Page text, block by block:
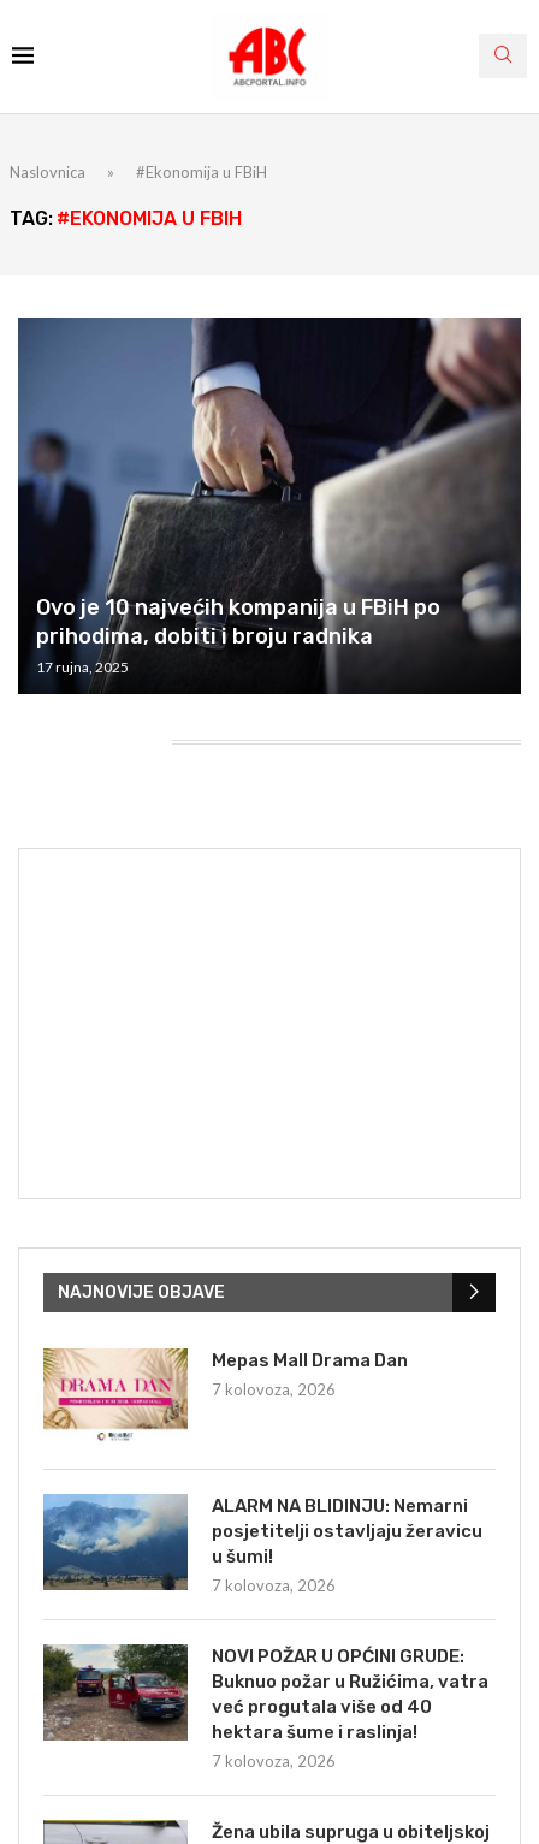
Naslovnica » #Ekonomija u FBiH
TAG: #EKONOMIJA U FBIH
Ovo je 10 najvećih kompanija u FBiH po
prihodima, dobiti i broju radnika
17 rujna, 2025
NAJNOVIJE OBJAVE
Mepas Mall Drama Dan
7 kolovoza, 2026
ALARM NA BLIDINJU: Nemarni
posjetitelji ostavljaju žeravicu
u šumi!
7 kolovoza, 2026
NOVI POŽAR U OPĆINI GRUDE:
Buknuo požar u Ružićima, vatra
već progutala više od 40
hektara šume i raslinja!
7 kolovoza, 2026
Žena ubila supruga u obiteljskoj